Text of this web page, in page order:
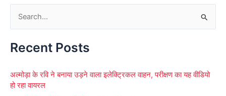
a
c
Recent Posts
अल्मोड़ा के रवि ने बनाया उड़ने वाला इलेक्ट्रिकल वाहन, परीक्षण का यह वीडियो
हो रहा वायरल